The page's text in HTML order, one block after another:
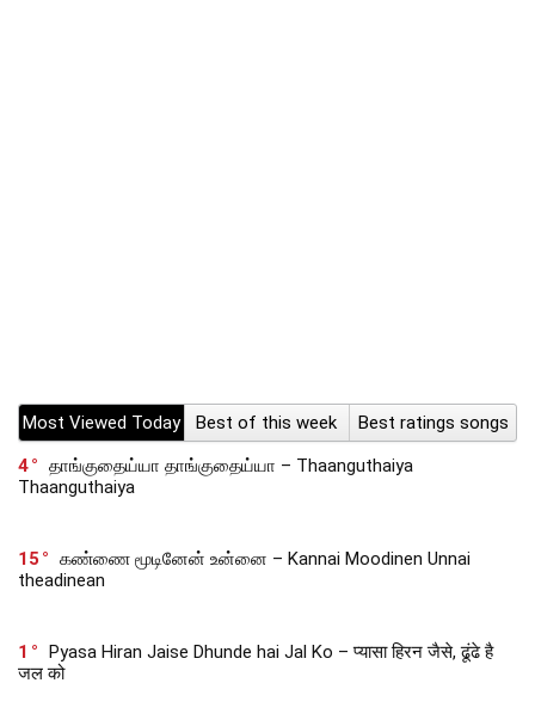
Most Viewed Today Best of this week
Best ratings songs
4
தாங்குதைய்யா தாங்குதைய்யா – Thaanguthaiya
Thaanguthaiya
15
கண்ணை மூடினேன் உன்னை – Kannai Moodinen Unnai
theadinean
1
Pyasa Hiran Jaise Dhunde hai Jal Ko – प्यासा हिरन जैसे, ढूंढे है
जल को